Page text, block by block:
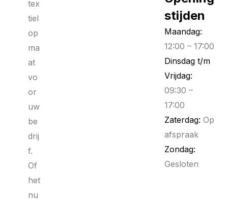
tex
tiel
op
ma
at
vo
or
uw
be
drij
f.
Of
het
nu
stijden
Maandag:
12:00 – 17:00
Dinsdag t/m
Vrijdag:
09:30 –
17:00
Zaterdag: Op
afspraak
Zondag:
Gesloten